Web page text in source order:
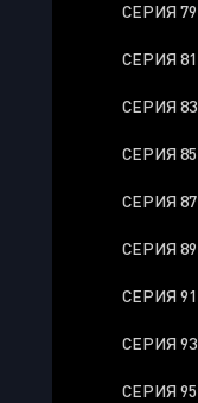
СЕРИЯ 79
СЕРИЯ 81
СЕРИЯ 83
СЕРИЯ 85
СЕРИЯ 87
СЕРИЯ 89
СЕРИЯ 91
СЕРИЯ 93
СЕРИЯ 95